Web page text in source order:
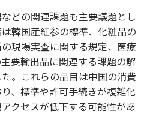
どの関連課題も主要議題とし
韓国産紅参の標準、化粧品の
現場実査に関する規定、医療
要輸出品に関連する課題の解
。これらの品目は中国の消費
、標準や許可手続きが複雑化
クセスが低下する可能性があ